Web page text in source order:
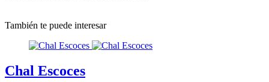
También te puede interesar
Chal Escoces